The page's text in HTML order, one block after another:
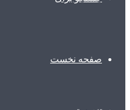
صفحه نخست